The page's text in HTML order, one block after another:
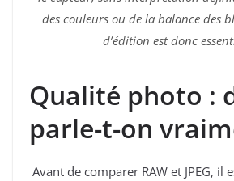
des couleurs ou de la balance des
d’édition est donc
Qualité photo :
parle-t-on
Avant de comparer RAW et JPEG, il